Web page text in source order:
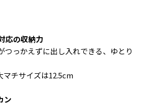
応の収納力
つっかえずに出し入れできる、ゆとり
マチサイズは12.5cm
ン